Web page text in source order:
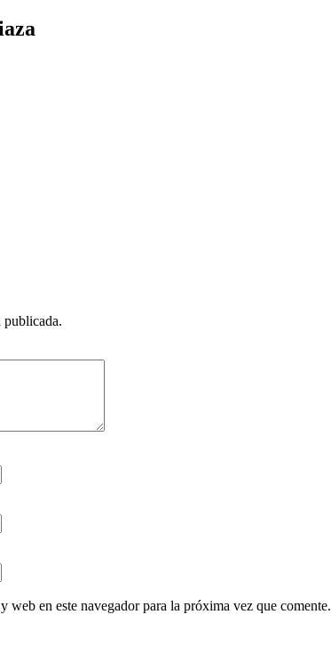
publicada.
web en este navegador para la próxima vez que comente.